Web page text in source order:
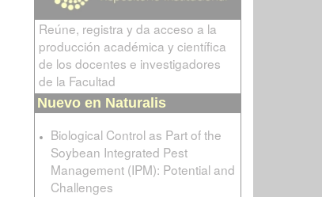
Reúne, registra y da acceso a la
producción académica y científica
de los docentes e investigadores
de la Facultad
Nuevo en Naturalis
Biological Control as Part of the
Soybean Integrated Pest
Management (IPM): Potential and
Challenges